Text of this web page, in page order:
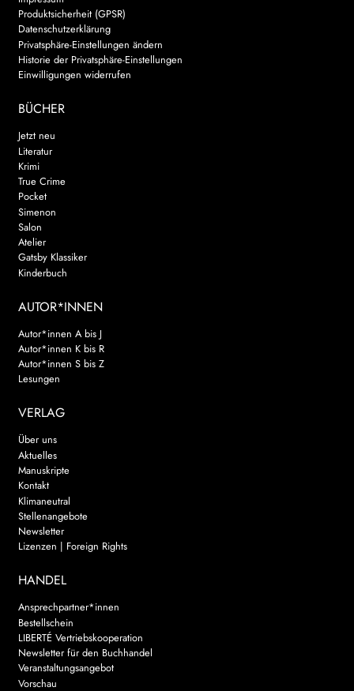
Produktsicherheit (GPSR)
Datenschutzerklärung
Privatsphäre-Einstellungen ändern
Historie der Privatsphäre-Einstellungen
Einwilligungen widerrufen
BÜCHER
Jetzt neu
Literatur
Krimi
True Crime
Pocket
Simenon
Salon
Atelier
Gatsby Klassiker
Kinderbuch
AUTOR*INNEN
Autor*innen A bis J
Autor*innen K bis R
Autor*innen S bis Z
Lesungen
VERLAG
Über uns
Aktuelles
Manuskripte
Kontakt
Klimaneutral
Stellenangebote
Newsletter
Lizenzen | Foreign Rights
HANDEL
Ansprechpartner*innen
Bestellschein
LIBERTÉ Vertriebskooperation
Newsletter für den Buchhandel
Veranstaltungsangebot
Vorschau